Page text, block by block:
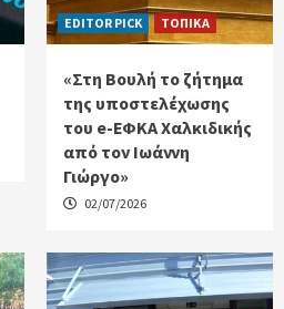
EDITOR PICK ΤΟΠΙΚΑ
«Στη Βουλή το ζήτημα
της υποστελέχωσης
του e-ΕΦΚΑ Χαλκιδικής
από τον Ιωάννη
Γιώργο»
02/07/2026